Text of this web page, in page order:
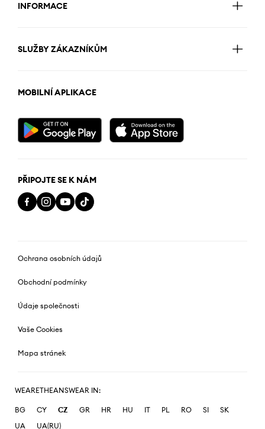
INFORMACE
SLUŽBY ZÁKAZNÍKŮM
MOBILNÍ APLIKACE
PŘIPOJTE SE K NÁM
Ochrana osobních údajů
Obchodní podmínky
Údaje společnosti
Vaše Cookies
Mapa stránek
WEARETHEANSWEAR IN:
BG CY CZ GR HR HU IT PL RO SI
SK
UA
UA(RU)